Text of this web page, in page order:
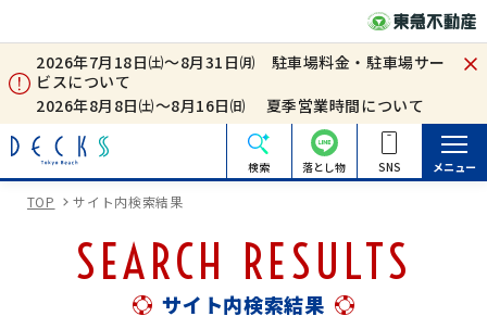
2026年7月18日㈯～8月31日㈪ 駐車場料金・駐車場サー
ビスについて
2026年8月8日㈯～8月16日㈰ 夏季営業時間について
検索 落とし物 SNS メニュー
TOP サイト内検索結果
SEARCH RESULTS
サイト内検索結果